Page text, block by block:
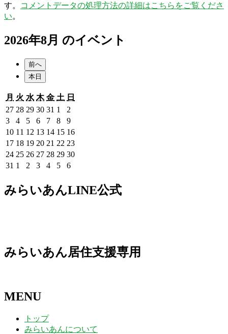
す。
コメントデータの処理方法の詳細はこちらをご覧くださ
い。
2026年8月 のイベント
前へ
本日
月 月
曜
日
火 火
曜
日
水 水
曜
日
木木
曜
日
金金
曜
日
土 土
曜
日
日
272026
年
7
月
27
日
282026
年
7
月
28
日
292026
年
7
月
29
日
302026
年
7
月
30
日
31 2026
年
7
月
31
日
1
2026
年
8
月
1
日
2
年
8
月
2
日
32026
年
8
月
3
日
42026
年
8
月
4
日
52026
年
8
月
5
日
62026
年
8
月
6
日
72026
年
8
月
7
日
82026
年
8
月
8
日
92026
年
8
月
9
日
102026
年
8
月
10
11 2026
年
8
月
11
12 2026
年
8
月
12
132026
年
8
月
13
142026
年
8
月
14
152026
年
8
月
15
162026
8
172026
年
8
日
182026
年
8
日
192026
年
8
日
202026
年
日
21 2026
年
8
日
22 2026
年
8
日
232026
年
日
242026
年
月
24
252026
年
25
262026
年
26
272026
年
月
27
282026
年
月
28
292026
年
29
302026
30
31 2026
月
1
2026
9
月
2 2026
9
月
32026
月
42026
9
月
52026
9
月
62026
9
月
みらいあんLINE公式
みらいあん居住支援専用
MENU
トップ
みらいあんについて